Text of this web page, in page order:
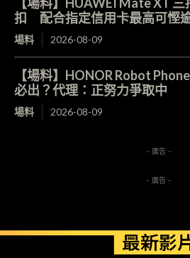
扣 配合指定信用卡最高可慳
場料 2026-08-09
【場料】HONOR Robot
必出？代理：正努力爭取中
場料 2026-08-09
- 廣告 -
- 廣告 -
最新影